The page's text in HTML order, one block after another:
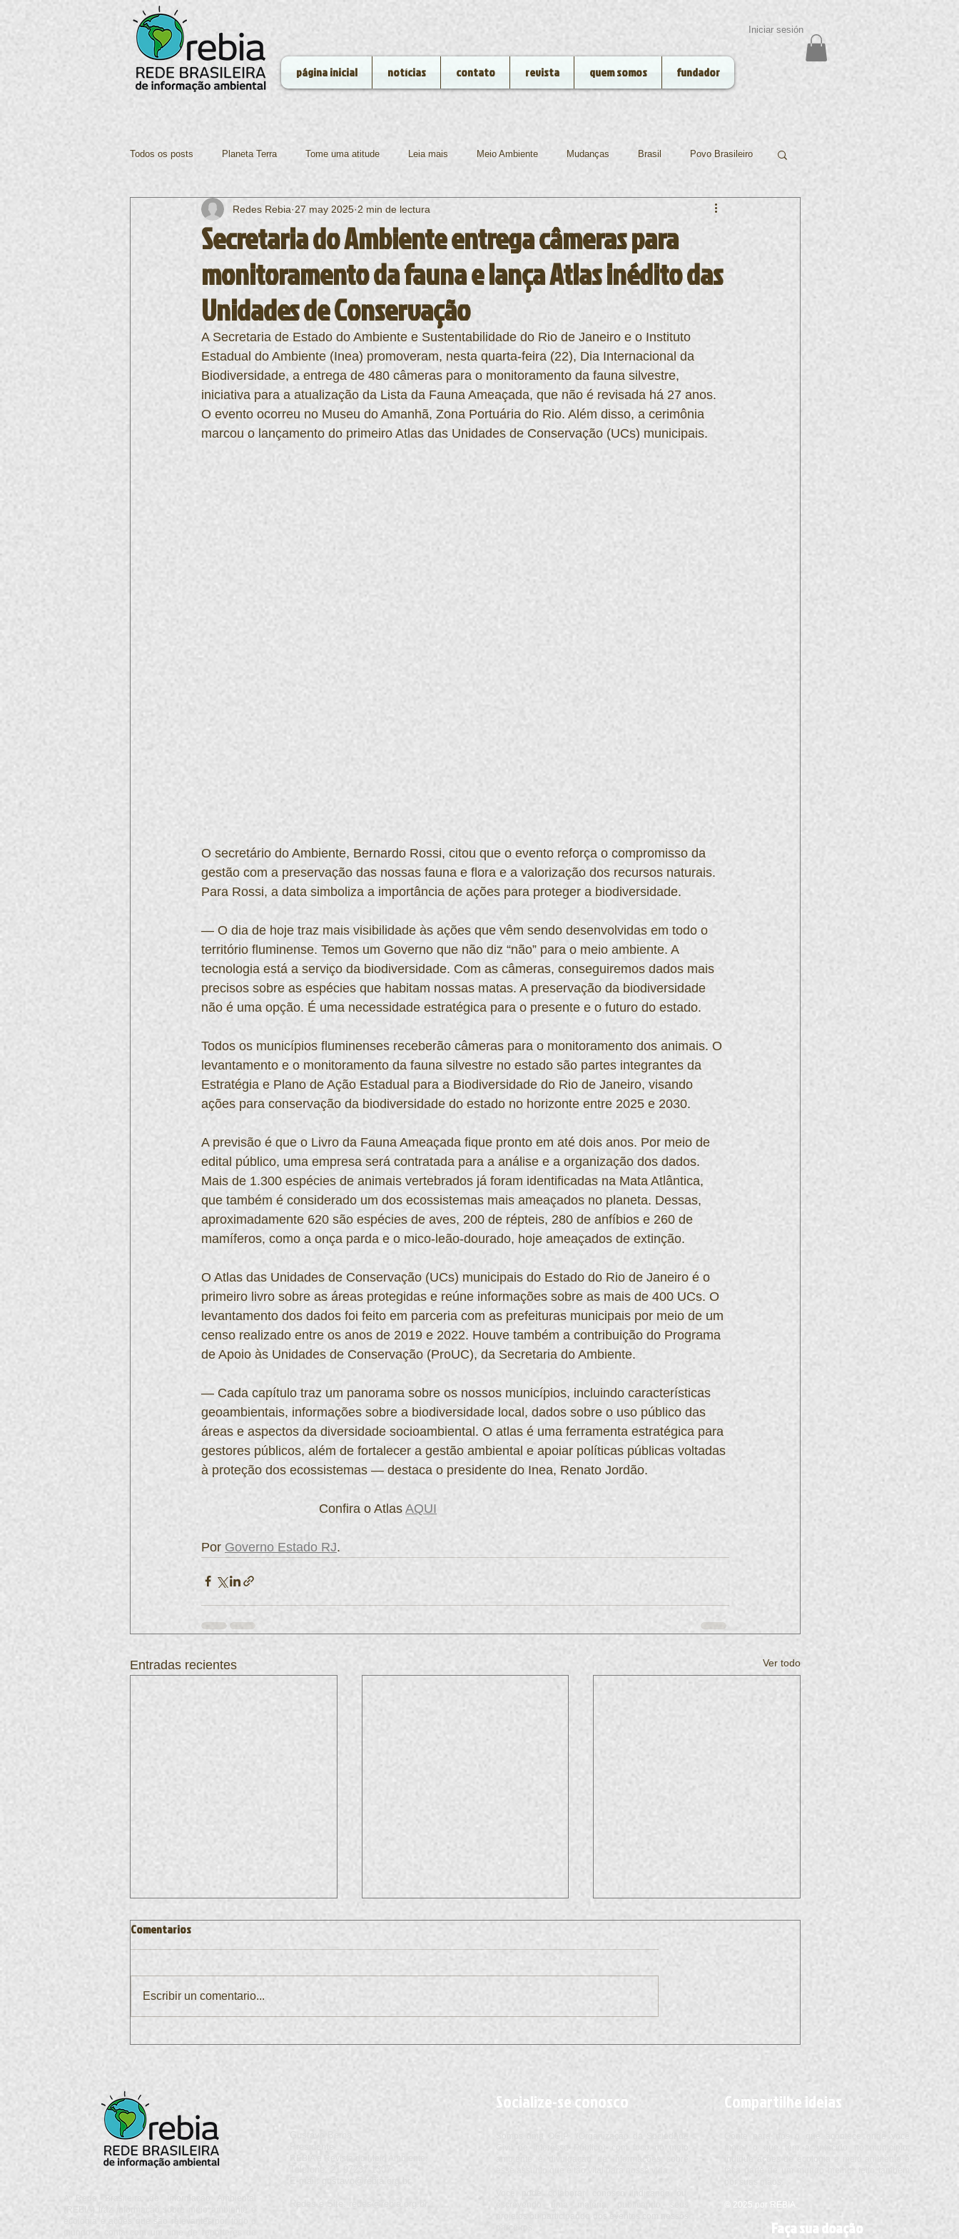
página inicial notícias contato revista quem somos fundador
Iniciar sesión
Todos os posts Planeta Terra Tome uma atitude Leia mais Meio Ambiente Mudanças Brasil Povo Brasileiro
Ecologia Tecnologia Rio de Janeiro Niterói
Alimentação
Secretaria do Ambiente entrega câmeras para
monitoramento da fauna e lança Atlas inédito das
Unidades de Conservação
Redes Rebia 27 may 2025 2 min de lectura
A Secretaria de Estado do Ambiente e Sustentabilidade do Rio de Janeiro e o Instituto
Estadual do Ambiente (Inea) promoveram, nesta quarta-feira (22), Dia Internacional da
Biodiversidade, a entrega de 480 câmeras para o monitoramento da fauna silvestre,
iniciativa para a atualização da Lista da Fauna Ameaçada, que não é revisada há 27 anos.
O evento ocorreu no Museu do Amanhã, Zona Portuária do Rio. Além disso, a cerimônia
marcou o lançamento do primeiro Atlas das Unidades de Conservação (UCs) municipais.
O secretário do Ambiente, Bernardo Rossi, citou que o evento reforça o compromisso da
gestão com a preservação das nossas fauna e flora e a valorização dos recursos naturais.
Para Rossi, a data simboliza a importância de ações para proteger a biodiversidade.
— O dia de hoje traz mais visibilidade às ações que vêm sendo desenvolvidas em todo o
território fluminense. Temos um Governo que não diz “não” para o meio ambiente. A
tecnologia está a serviço da biodiversidade. Com as câmeras, conseguiremos dados mais
precisos sobre as espécies que habitam nossas matas. A preservação da biodiversidade
não é uma opção. É uma necessidade estratégica para o presente e o futuro do estado.
Todos os municípios fluminenses receberão câmeras para o monitoramento dos animais. O
levantamento e o monitoramento da fauna silvestre no estado são partes integrantes da
Estratégia e Plano de Ação Estadual para a Biodiversidade do Rio de Janeiro, visando
ações para conservação da biodiversidade do estado no horizonte entre 2025 e 2030.
A previsão é que o Livro da Fauna Ameaçada fique pronto em até dois anos. Por meio de
edital público, uma empresa será contratada para a análise e a organização dos dados.
Mais de 1.300 espécies de animais vertebrados já foram identificadas na Mata Atlântica,
que também é considerado um dos ecossistemas mais ameaçados no planeta. Dessas,
aproximadamente 620 são espécies de aves, 200 de répteis, 280 de anfíbios e 260 de
mamíferos, como a onça parda e o mico-leão-dourado, hoje ameaçados de extinção.
O Atlas das Unidades de Conservação (UCs) municipais do Estado do Rio de Janeiro é o
primeiro livro sobre as áreas protegidas e reúne informações sobre as mais de 400 UCs. O
levantamento dos dados foi feito em parceria com as prefeituras municipais por meio de um
censo realizado entre os anos de 2019 e 2022. Houve também a contribuição do Programa
de Apoio às Unidades de Conservação (ProUC), da Secretaria do Ambiente.
— Cada capítulo traz um panorama sobre os nossos municípios, incluindo características
geoambientais, informações sobre a biodiversidade local, dados sobre o uso público das
áreas e aspectos da diversidade socioambiental. O atlas é uma ferramenta estratégica para
gestores públicos, além de fortalecer a gestão ambiental e apoiar políticas públicas voltadas
à proteção dos ecossistemas — destaca o presidente do Inea, Renato Jordão.
                                 Confira o Atlas
AQUI
Por Governo Estado RJ.
Entradas recientes Ver todo
Enquanto o Rio enfrenta
Quando o Clima apita o jogo -
Geraldo Lopes da Conceição
Cientistas apostam em lagartos
para frear colapso ambiental por
Comentarios
Escribir un comentario...
ecologia e ações que são relevantes por todo o
Gustavo Berna
Socialize-se conosco
ambiente e divulgação de informações sobre
esse assunto que é tão vital para nossa vida.
Você pode colaborar conosco indicando ou
projetos ou participando dos eventos com nossos
Compartilhe ideias
© 2025 por REBIA.
Faça sua doação